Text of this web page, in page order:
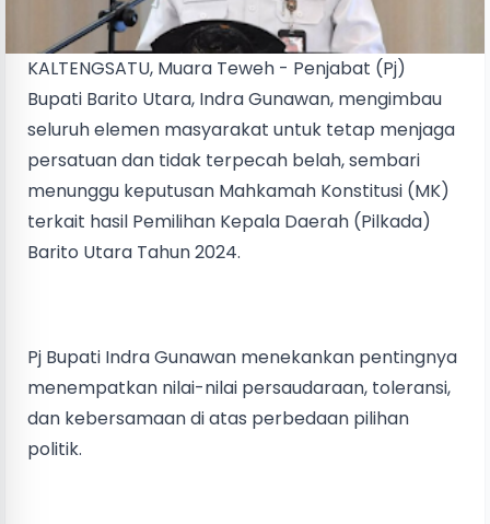
KALTENGSATU, Muara Teweh - Penjabat (Pj)
Bupati Barito Utara, Indra Gunawan, mengimbau
seluruh elemen masyarakat untuk tetap menjaga
persatuan dan tidak terpecah belah, sembari
menunggu keputusan Mahkamah Konstitusi (MK)
terkait hasil Pemilihan Kepala Daerah (Pilkada)
Barito Utara Tahun 2024.
Pj Bupati Indra Gunawan menekankan pentingnya
menempatkan nilai-nilai persaudaraan, toleransi,
dan kebersamaan di atas perbedaan pilihan
politik.